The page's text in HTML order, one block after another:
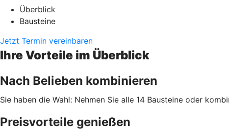
Überblick
Bausteine
Jetzt Termin vereinbaren
Ihre Vorteile im Überblick
Nach Belieben kombinieren
Sie haben die Wahl: Nehmen Sie alle 14 Bausteine oder
Preisvorteile genießen